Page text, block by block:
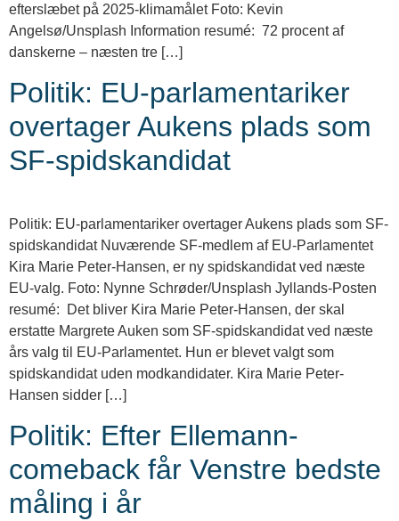
efterslæbet på 2025-klimamålet Foto: Kevin
Angelsø/Unsplash Information resumé: 72 procent af
danskerne – næsten tre […]
Politik: EU-parlamentariker
overtager Aukens plads som
SF-spidskandidat
Politik: EU-parlamentariker overtager Aukens plads som SF-
spidskandidat Nuværende SF-medlem af EU-Parlamentet
Kira Marie Peter-Hansen, er ny spidskandidat ved næste
EU-valg. Foto: Nynne Schrøder/Unsplash Jyllands-Posten
resumé: Det bliver Kira Marie Peter-Hansen, der skal
erstatte Margrete Auken som SF-spidskandidat ved næste
års valg til EU-Parlamentet. Hun er blevet valgt som
spidskandidat uden modkandidater. Kira Marie Peter-
Hansen sidder […]
Politik: Efter Ellemann-
comeback får Venstre bedste
måling i år